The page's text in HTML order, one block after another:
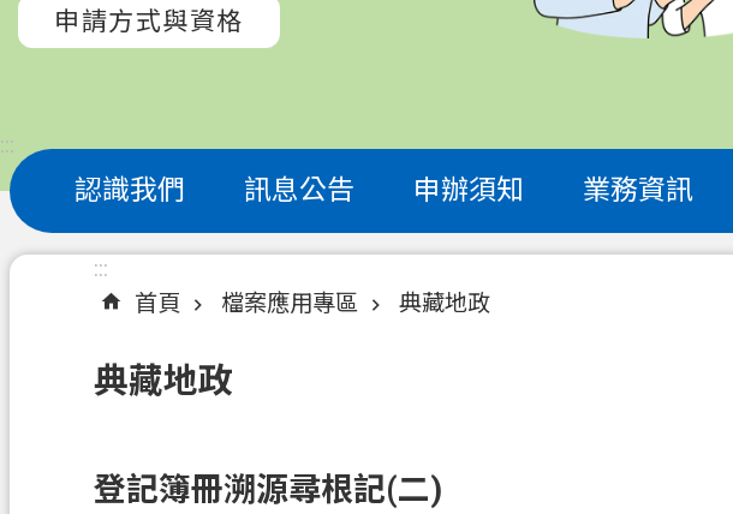
申請方式與資格
:::
認識我們 訊息公告 申辦須知 業務資訊
:::
首頁
檔案應用專區 典藏地政
典藏地政
登記簿冊溯源尋根記(二)